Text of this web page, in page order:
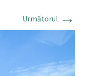
Următorul →